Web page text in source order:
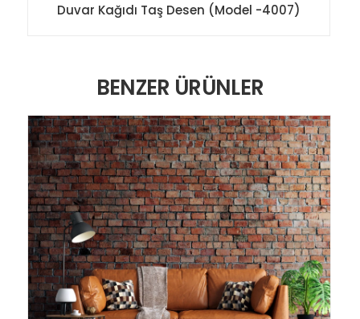
Duvar Kağıdı Taş Desen (Model -4007)
BENZER ÜRÜNLER